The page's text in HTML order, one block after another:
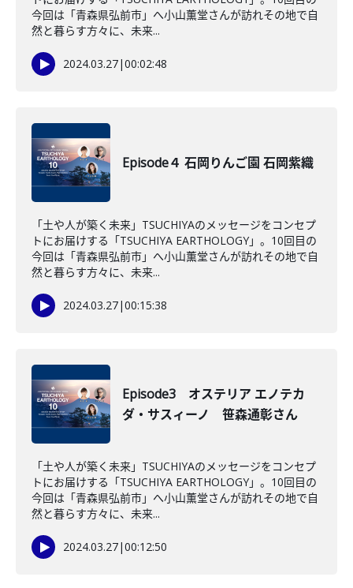
今回は「青森県弘前市」へ小山薫堂さんが訪れその地で自
然と暮らす方々に、未来...
2024.03.27|00:02:48
Episode４ 石岡りんご園 石岡紫織
「土や人が築く未来」TSUCHIYAのメッセージをコンセプ
トにお届けする「TSUCHIYA EARTHOLOGY」。10回目の
今回は「青森県弘前市」へ小山薫堂さんが訪れその地で自
然と暮らす方々に、未来...
2024.03.27|00:15:38
Episode3 オステリア エノテカ
ダ・サスィーノ 笹森通彰さん
「土や人が築く未来」TSUCHIYAのメッセージをコンセプ
トにお届けする「TSUCHIYA EARTHOLOGY」。10回目の
今回は「青森県弘前市」へ小山薫堂さんが訪れその地で自
然と暮らす方々に、未来...
2024.03.27|00:12:50